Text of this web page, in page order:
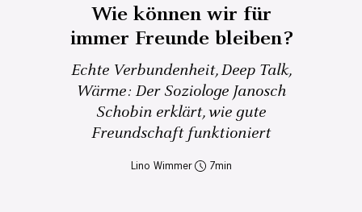
Wie können wir für
immer Freunde bleiben?
Echte Verbundenheit, Deep Talk,
Wärme: Der Soziologe Janosch
Schobin erklärt, wie gute
Freundschaft funktioniert
Lino Wimmer 7